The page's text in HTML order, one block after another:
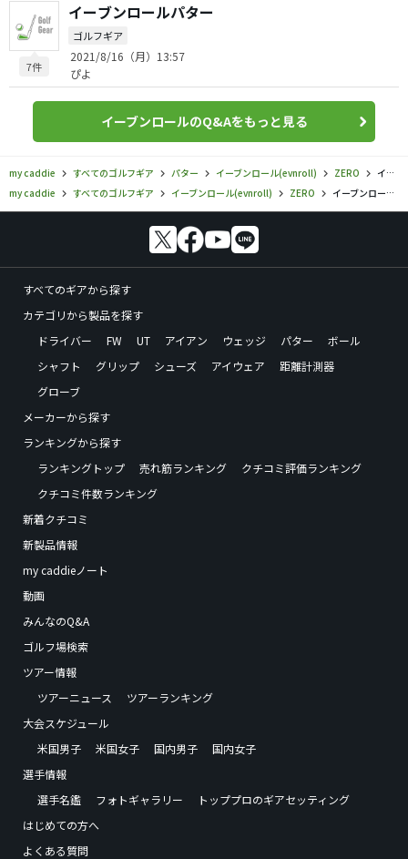
7件
イーブンロールパター
ゴルフギア
2021/8/16（月）13:57
ぴよ
イーブンロールのQ&Aをもっと見る
my caddie すべてのゴルフギア パター イーブンロール(evnroll) ZERO
イーブンロール／ZERO／Z1 Red High MOI Mallet パターの口コミ評価
my caddie
すべてのゴルフギア イーブンロール(evnroll) ZERO イーブンロール／ZERO／Z1 Red High MOI Mallet パターの口コミ評価
すべてのギアから探す
カテゴリから製品を探す
ドライバー
FW UT アイアン ウェッジ パター
ボール
シャフト
グリップ シューズ アイウェア
距離計測器
グローブ
メーカーから探す
ランキングから探す
ランキングトップ
売れ筋ランキング
クチコミ評価ランキング
クチコミ件数ランキング
新着クチコミ
新製品情報
my caddieノート
動画
みんなのQ&A
ゴルフ場検索
ツアー情報
ツアーニュース
ツアーランキング
大会スケジュール
米国男子
米国女子 国内男子
国内女子
選手情報
選手名鑑
フォトギャラリー
トッププロのギアセッティング
はじめての方へ
よくある質問